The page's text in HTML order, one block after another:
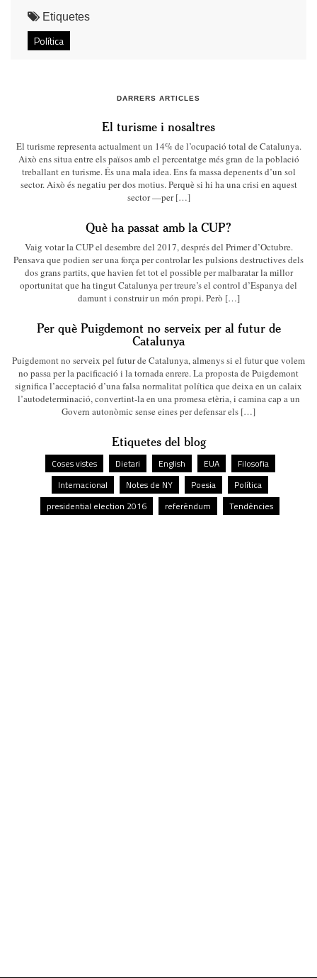
Etiquetes
Política
DARRERS ARTICLES
El turisme i nosaltres
El turisme representa actualment un 14% de l’ocupació total de Catalunya.
Això ens situa entre els països amb el percentatge més gran de la població
treballant en turisme. És una mala idea. Ens fa massa depenents d’un sol
sector. Això és negatiu per dos motius. Perquè si hi ha una crisi en aquest
sector —per […]
Què ha passat amb la CUP?
Vaig votar la CUP el desembre del 2017, després del Primer d’Octubre.
Pensava que podien ser una força per controlar les pulsions destructives dels
dos grans partits, que havien fet tot el possible per malbaratar la millor
oportunitat que ha tingut Catalunya per treure’s el control d’Espanya del
damunt i construir un món propi. Però […]
Per què Puigdemont no serveix per al futur de
Catalunya
Puigdemont no serveix pel futur de Catalunya, almenys si el futur que volem
no passa per la pacificació i la tornada enrere. La proposta de Puigdemont
significa l’acceptació d’una falsa normalitat política que deixa en un calaix
l’autodeterminació, convertint-la en una promesa etèria, i camina cap a un
Govern autonòmic sense eines per defensar els […]
Etiquetes del blog
Coses vistes Dietari English EUA
Filosofia
Internacional
Notes de NY Poesia
Política
presidential election 2016
referèndum Tendències